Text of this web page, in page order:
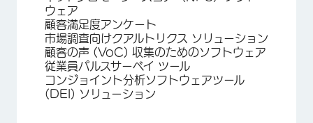
ウェア
顧客満足度アンケート
市場調査向けクアルトリクス ソリューション
顧客の声 (VoC) 収集のためのソフトウェア
従業員パルスサーベイ ツール
コンジョイント分析ソフトウェアツール
(DEI) ソリューション